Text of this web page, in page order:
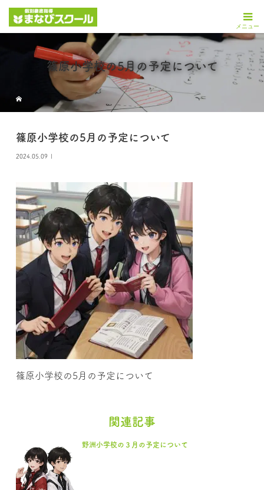
篠原小学校の5月の予定について
篠原小学校の5月の予定について
2024.05.09
篠原小学校の5月の予定について
関連記事
野洲小学校の３月の予定について